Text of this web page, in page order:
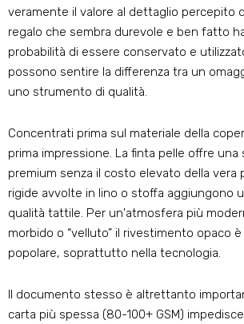
veramente il valore al dettaglio percepito
regalo che sembra durevole e ben fatto
probabilità di essere conservato e
possono sentire la differenza tra un
uno strumento di qualità.
Concentrati prima sul materiale della
prima impressione. La finta pelle offre una
premium senza il costo elevato della vera
rigide avvolte in lino o stoffa aggiungono
qualità tattile. Per un'atmosfera più
morbido o “velluto” il rivestimento opaco
popolare, soprattutto nella tecnologia.
Il documento stesso è altrettanto
carta più spessa (80-100+ GSM)